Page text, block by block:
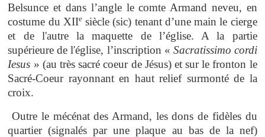
Belsunce et dans l’angle le comte Armand neveu, en
costume du XIIesiècle (sic) tenant d’une main le cierge
et de l'autre la maquette de l’église. A la partie
supérieure de l'église, l’inscription « Sacratissimo cordi
Iesus » (au très sacré coeur de Jésus) et sur le fronton le
Sacré-Coeur rayonnant en haut relief surmonté de la
croix.
Outre le mécénat des Armand, les dons de fidèles du
quartier (signalés par une plaque au bas de la nef)